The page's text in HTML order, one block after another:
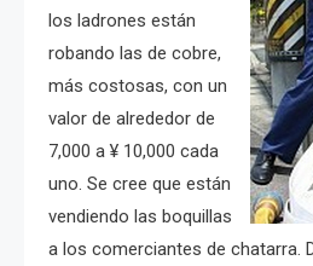
los ladrones están
robando las de cobre,
más costosas, con un
valor de alrededor de
7,000 a ¥ 10,000 cada
uno. Se cree que están
vendiendo las boquillas
a los comerciantes de chatarra.